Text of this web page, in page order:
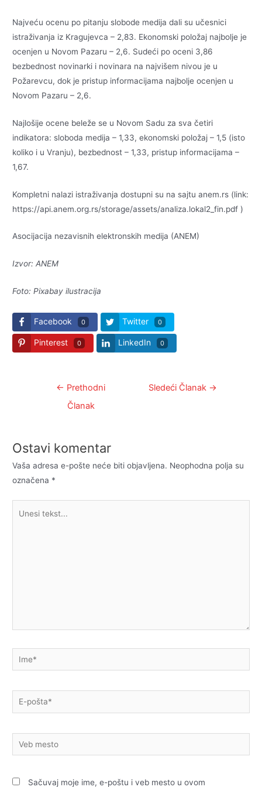
Najveću ocenu po pitanju slobode medija dali su učesnici
istraživanja iz Kragujevca – 2,83. Ekonomski položaj najbolje je
ocenjen u Novom Pazaru – 2,6. Sudeći po oceni 3,86
bezbednost novinarki i novinara na najvišem nivou je u
Požarevcu, dok je pristup informacijama najbolje ocenjen u
Novom Pazaru – 2,6.
Najlošije ocene beleže se u Novom Sadu za sva četiri
indikatora: sloboda medija – 1,33, ekonomski položaj – 1,5 (isto
koliko i u Vranju), bezbednost – 1,33, pristup informacijama –
1,67.
Kompletni nalazi istraživanja dostupni su na sajtu anem.rs (link:
https://api.anem.org.rs/storage/assets/analiza.lokal2_fin.pdf )
Asocijacija nezavisnih elektronskih medija (ANEM)
Izvor: ANEM
Foto: Pixabay ilustracija
Facebook 0 Twitter 0
Pinterest 0 LinkedIn 0
Kretanje← Prethodni
Članak
Sledeći Članak →
Ostavi komentar
Vaša adresa e-pošte neće biti objavljena. Neophodna polja su
označena *
Ime*
E-
pošta*
Veb
mesto
Sačuvaj moje ime, e-poštu i veb mesto u ovom